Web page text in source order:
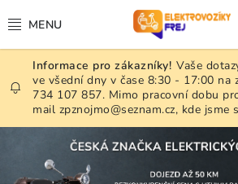
na
NAŠE SLUŽBY
ELEKTRICKÉ SKÚTRY A VOZÍKY
ELEKTR. INVALIDNÍ KŘESLA
Vaše
ve všední dny v čase 8:30 - 17:00 na
734 107 857. Mimo pracovní dobu
mail zpznojmo@seznam.cz, kde jsme